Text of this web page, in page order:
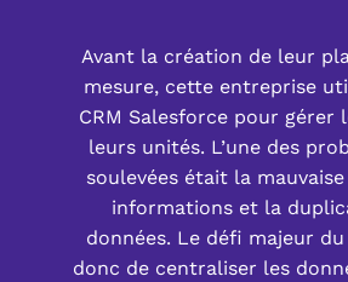
Avant la création de leur
mesure, cette entreprise
CRM Salesforce pour gérer
leurs unités. L’une des
soulevées était la
informations et la
données. Le défi majeur
donc de centraliser les